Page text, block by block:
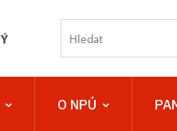
O NPÚ